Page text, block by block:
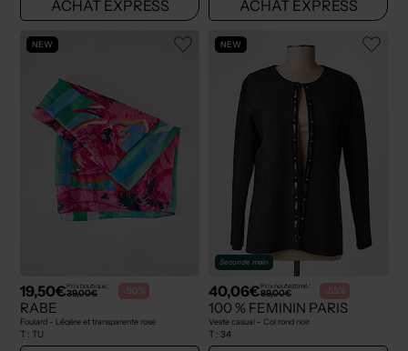
ACHAT EXPRESS ACHAT EXPRESS
NEW
19,50€Prix boutique :
39,00€ -50%
RABE
Foulard - Légère et transparente rose
T : TU
NEW
Seconde main
40,06€Prix neuf estimé :
89,00€ -55%
100 % FEMININ PARIS
Veste casual - Col rond noir
T : 34